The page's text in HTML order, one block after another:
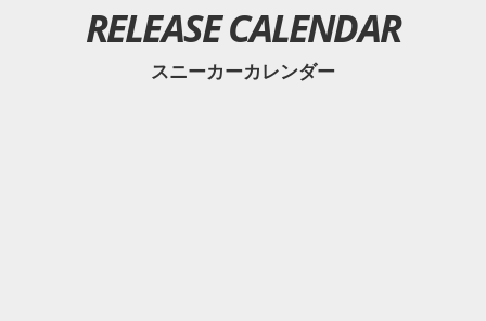
RELEASE CALENDAR
スニーカーカレンダー